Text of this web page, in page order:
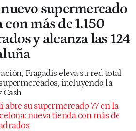
supermercado
más de 1.150
y alcanza las 124
Fragadis eleva su red total
incluyendo la
Cash
abre su supermercado 77 en la
nueva tienda con más de